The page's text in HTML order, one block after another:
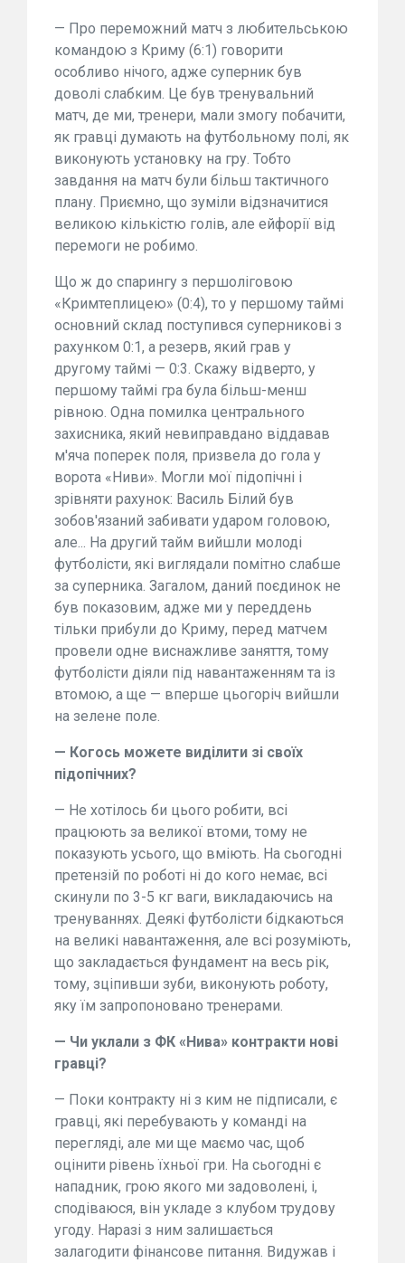
— Про переможний матч з любительською
командою з Криму (6:1) говорити
особливо нічого, адже суперник був
доволі слабким. Це був тренувальний
матч, де ми, тренери, мали змогу побачити,
як гравці думають на футбольному полі, як
виконують установку на гру. Тобто
завдання на матч були більш тактичного
плану. Приємно, що зуміли відзначитися
великою кількістю голів, але ейфорії від
перемоги не робимо.
Що ж до спарингу з першоліговою
«Кримтеплицею» (0:4), то у першому таймі
основний склад поступився суперникові з
рахунком 0:1, а резерв, який грав у
другому таймі — 0:3. Скажу відверто, у
першому таймі гра була більш-менш
рівною. Одна помилка центрального
захисника, який невиправдано віддавав
м'яча поперек поля, призвела до гола у
ворота «Ниви». Могли мої підопічні і
зрівняти рахунок: Василь Білий був
зобов'язаний забивати ударом головою,
але... На другий тайм вийшли молоді
футболісти, які виглядали помітно слабше
за суперника. Загалом, даний поєдинок не
був показовим, адже ми у переддень
тільки прибули до Криму, перед матчем
провели одне виснажливе заняття, тому
футболісти діяли під навантаженням та із
втомою, а ще — вперше цьогоріч вийшли
на зелене поле.
— Когось можете виділити зі своїх
підопічних?
— Не хотілось би цього робити, всі
працюють за великої втоми, тому не
показують усього, що вміють. На сьогодні
претензій по роботі ні до кого немає, всі
скинули по 3-5 кг ваги, викладаючись на
тренуваннях. Деякі футболісти бідкаються
на великі навантаження, але всі розуміють,
що закладається фундамент на весь рік,
тому, зціпивши зуби, виконують роботу,
яку їм запропоновано тренерами.
— Чи уклали з ФК «Нива» контракти нові
гравці?
— Поки контракту ні з ким не підписали, є
гравці, які перебувають у команді на
перегляді, але ми ще маємо час, щоб
оцінити рівень їхньої гри. На сьогодні є
нападник, грою якого ми задоволені, і,
сподіваюся, він укладе з клубом трудову
угоду. Наразі з ним залишається
залагодити фінансове питання. Видужав і